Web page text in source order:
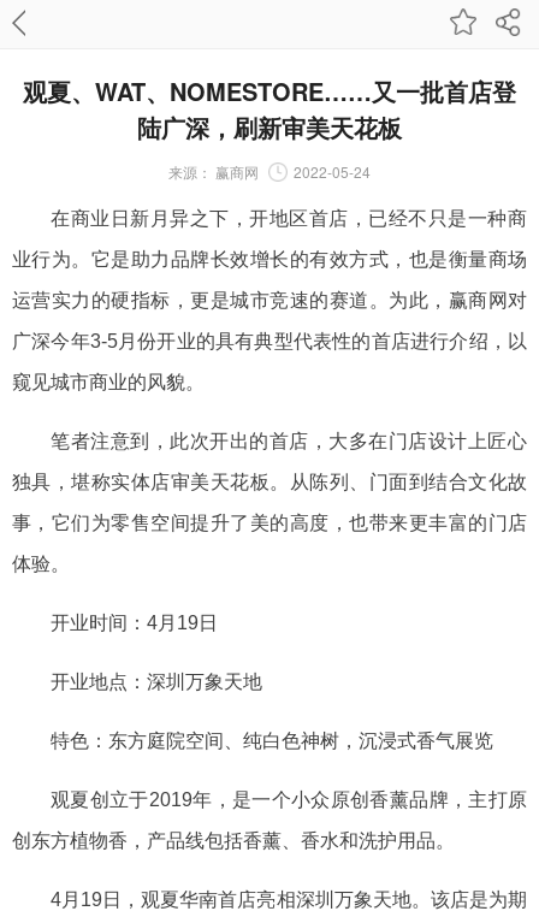
观夏、WAT、NOMESTORE……又一批首店登
陆广深，刷新审美天花板
来源： 赢商网 2022-05-24
在商业日新月异之下，开地区首店，已经不只是一种商
业行为。它是助力品牌长效增长的有效方式，也是衡量商场
运营实力的硬指标，更是城市竞速的赛道。为此，赢商网对
广深今年3-5月份开业的具有典型代表性的首店进行介绍，以
窥见城市商业的风貌。
笔者注意到，此次开出的首店，大多在门店设计上匠心
独具，堪称实体店审美天花板。从陈列、门面到结合文化故
事，它们为零售空间提升了美的高度，也带来更丰富的门店
体验。
开业时间： 4月19日
开业地点：深圳万象天地
特色：东方庭院空间、纯白色神树，沉浸式香气展览
观夏创立于2019年，是一个小众原创香薰品牌，主打原
创东方植物香，产品线包括香薰、香水和洗护用品。
4月19日，观夏华南首店亮相深圳万象天地。该店是为期